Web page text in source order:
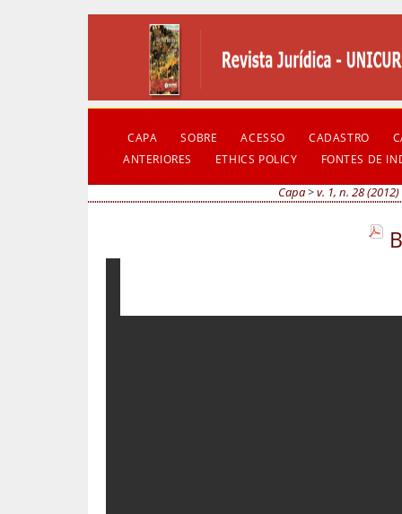
CAPA SOBRE ACESSO CADASTRO
ANTERIORES
ETHICS POLICY FONTES DE
Capa>v. 1, n. 28 (2012)